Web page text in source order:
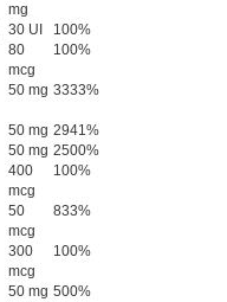
mg
30 UI
100%
80
mcg
100%
50 mg 3333%
50 mg 2941%
50 mg 2500%
400
mcg
100%
50
mcg
833%
300
mcg
100%
50 mg 500%